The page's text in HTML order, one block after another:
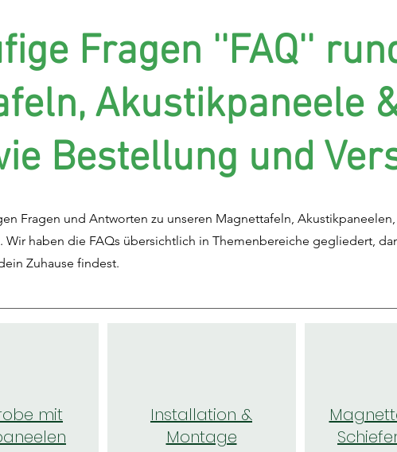
Fragen ''FAQ''
Akustikpaneele
Bestellung und
Fragen und Antworten zu unseren Magnettafeln,
Wir haben die FAQs übersichtlich in Themenbereiche gegliedert,
Zuhause findest.
mit
Installation &
Montage